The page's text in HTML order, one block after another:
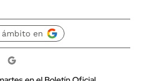
ámbito en